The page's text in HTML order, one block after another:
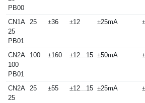
PB00
CN1A
25
PB01
25 ±36 ±12 ±25mA
CN2A
100
PB01
100 ±160 ±12...15 ±50mA
CN2A
25
25 ±55 ±12...15 ±25mA